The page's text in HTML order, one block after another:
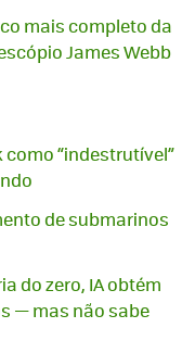
mais completo da
James Webb
“indestrutível”
de submarinos
do zero, IA obtém
— mas não sabe